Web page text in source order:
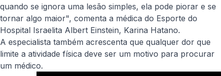
quando se ignora uma lesão simples, ela pode piorar e se
tornar algo maior", comenta a médica do Esporte do
Hospital Israelita Albert Einstein, Karina Hatano.
A especialista também acrescenta que qualquer dor que
limite a atividade física deve ser um motivo para procurar
um médico.